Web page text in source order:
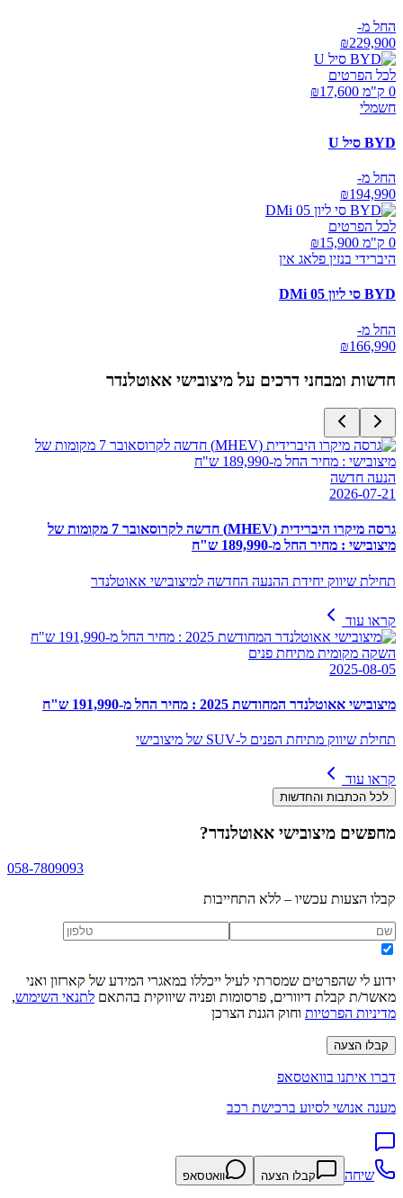
החל מ-
₪229,900
לכל הפרטים
0 ק"מ ₪
17,600
חשמלי
BYD סיל U
החל מ-
₪194,990
לכל הפרטים
0 ק"מ ₪
15,900
היברידי בנזין פלאג אין
BYD סי ליון 05 DMi
החל מ-
₪166,990
חדשות ומבחני דרכים על מיצובישי אאוטלנדר
הנעה חדשה
2026-07-21
גרסה מיקרו היברידית (MHEV) חדשה לקרוסאובר 7 מקומות של
מיצובישי : מחיר החל מ-189,990 ש"ח
תחילת שיווק יחידת ההנעה החדשה למיצובישי אאוטלנדר
קראו עוד
השקה מקומית מתיחת פנים
2025-08-05
מיצובישי אאוטלנדר המחודשת 2025 : מחיר החל מ-191,990 ש"ח
תחילת שיווק מתיחת הפנים ל-SUV של מיצובישי
קראו עוד
לכל הכתבות והחדשות
מחפשים מיצובישי אאוטלנדר?
058-7809093
קבלו הצעות עכשיו – ללא התחייבות
ידוע לי שהפרטים שמסרתי לעיל ייכללו במאגרי המידע של קארזון ואני
מאשר/ת קבלת דיוורים, פרסומות ופניה שיווקית בהתאם לתנאי השימוש,
מדיניות הפרטיות וחוק הגנת הצרכן
קבלו הצעה
דברו איתנו בוואטסאפ
מענה אנושי לסיוע ברכישת רכב
שיחה קבלו הצעה וואטסאפ